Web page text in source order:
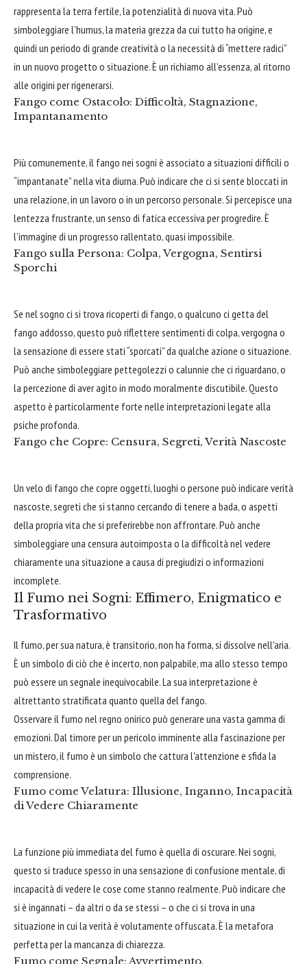
rappresenta la terra fertile, la potenzialità di nuova vita. Può
simboleggiare l’humus, la materia grezza da cui tutto ha origine, e
quindi un periodo di grande creatività o la necessità di “mettere radici”
in un nuovo progetto o situazione. È un richiamo all’essenza, al ritorno
alle origini per rigenerarsi.
Fango come Ostacolo: Difficoltà, Stagnazione,
Impantanamento
Più comunemente, il fango nei sogni è associato a situazioni difficili o
“impantanate” nella vita diurna. Può indicare che ci si sente bloccati in
una relazione, in un lavoro o in un percorso personale. Si percepisce una
lentezza frustrante, un senso di fatica eccessiva per progredire. È
l’immagine di un progresso rallentato, quasi impossibile.
Fango sulla Persona: Colpa, Vergogna, Sentirsi
Sporchi
Se nel sogno ci si trova ricoperti di fango, o qualcuno ci getta del
fango addosso, questo può riflettere sentimenti di colpa, vergogna o
la sensazione di essere stati “sporcati” da qualche azione o situazione.
Può anche simboleggiare pettegolezzi o calunnie che ci riguardano, o
la percezione di aver agito in modo moralmente discutibile. Questo
aspetto è particolarmente forte nelle interpretazioni legate alla
psiche profonda.
Fango che Copre: Censura, Segreti, Verità Nascoste
Un velo di fango che copre oggetti, luoghi o persone può indicare verità
nascoste, segreti che si stanno cercando di tenere a bada, o aspetti
della propria vita che si preferirebbe non affrontare. Può anche
simboleggiare una censura autoimposta o la difficoltà nel vedere
chiaramente una situazione a causa di pregiudizi o informazioni
incomplete.
Il Fumo nei Sogni: Effimero, Enigmatico e
Trasformativo
Il fumo, per sua natura, è transitorio, non ha forma, si dissolve nell'aria.
È un simbolo di ciò che è incerto, non palpabile, ma allo stesso tempo
può essere un segnale inequivocabile. La sua interpretazione è
altrettanto stratificata quanto quella del fango.
Osservare il fumo nel regno onirico può generare una vasta gamma di
emozioni. Dal timore per un pericolo imminente alla fascinazione per
un mistero, il fumo è un simbolo che cattura l'attenzione e sfida la
comprensione.
Fumo come Velatura: Illusione, Inganno, Incapacità
di Vedere Chiaramente
La funzione più immediata del fumo è quella di oscurare. Nei sogni,
questo si traduce spesso in una sensazione di confusione mentale, di
incapacità di vedere le cose come stanno realmente. Può indicare che
si è ingannati – da altri o da se stessi – o che ci si trova in una
situazione in cui la verità è volutamente offuscata. È la metafora
perfetta per la mancanza di chiarezza.
Fumo come Segnale: Avvertimento,